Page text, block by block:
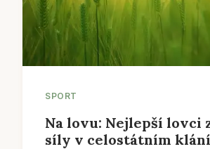
SPORT
Na lovu: Nejlepší lovci
síly v celostátním klání